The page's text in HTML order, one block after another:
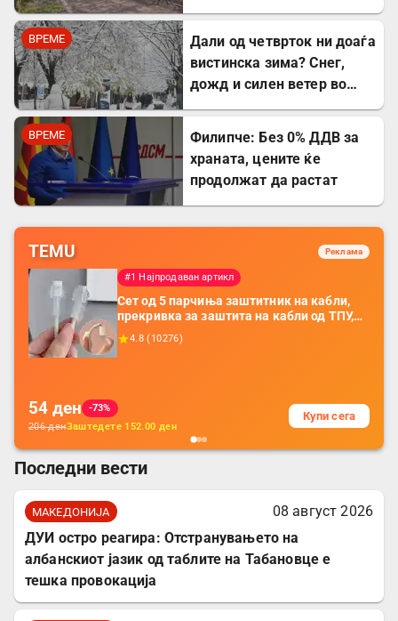
ВРЕМЕ
Дали од четврток ни доаѓа
вистинска зима? Снег,
дожд и силен ветер во
ВРЕМЕ
Филипче: Без 0% ДДВ за
храната, цените ќе
продолжат да растат
TEMU Реклама
#1 Најпродаван артикл
Сет од 5 парчиња заштитник на кабли,
прекривка за заштита на кабли од ТПУ,
додатоци за заштита на кабли, без
батерија, за мобилни телефони, комплет
4.8 ( 10276)
54 ден
-73%
206денЗаштедете 152.00 ден
Купи сега
Последни вести
МАКЕДОНИЈА
08 август 2026
ДУИ остро реагира: Отстранувањето на
албанскиот јазик од таблите на Табановце е
тешка провокација